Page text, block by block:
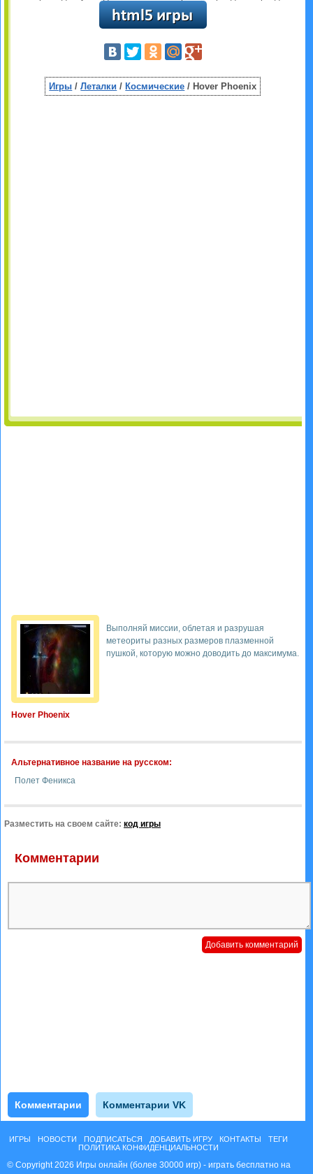
Игры /Леталки / Космические / Hover Phoenix
Hover Phoenix
Выполняй миссии, облетая и разрушая
метеориты разных размеров плазменной
пушкой, которую можно доводить до максимума.
Альтернативное название на русском:
Полет Феникса
Разместить на своем сайте: код игры
Комментарии
Комментарии Комментарии VK
ИГРЫ НОВОСТИ ПОДПИСАТЬСЯ ДОБАВИТЬ ИГРУ КОНТАКТЫ
ТЕГИ
ПОЛИТИКА КОНФИДЕНЦИАЛЬНОСТИ
© Copyright 2026 Игры онлайн (более 30000 игр) - играть бесплатно на